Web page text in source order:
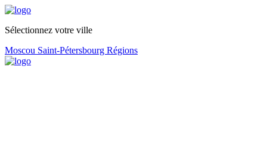
Sélectionnez votre ville
Moscou Saint-Pétersbourg Régions